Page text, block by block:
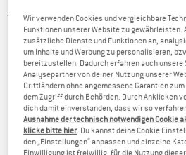
4,5(2)
Wir verwenden Cookies und vergleichbare
Funktionen unserer Website zu gewährleisten.
zusätzliche Dienste und Funktionen an,
um Inhalte und Werbung zu personalisieren,
bereitzustellen. Dadurch erfahren auch unsere
Analysepartner von deiner Nutzung unserer
Drittländern ohne angemessene Garantien
dem Zugriff durch Behörden. Durch Anklicken
dich damit einverstanden, dass wir so
Ausnahme der technisch notwendigen Cookie
klicke bitte hier. Du kannst deine Cookie
den „Einstellungen“ anpassen und einzelne
Einwilligung ist freiwillig, für die Nutzung